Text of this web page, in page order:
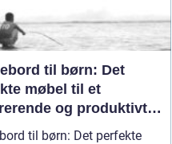
til børn: Det
møbel til et
og produktivt
til børn: Det perfekte